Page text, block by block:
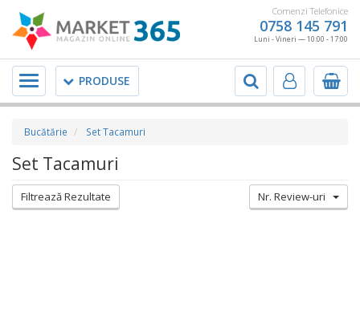
Comenzi Telefonice
0758 145 791
Luni - Vineri — 10:00 - 17:00
PRODUSE
Meniu
Bucătărie Set Tacamuri
Set Tacamuri
Nr. Review-uri
Filtrează Rezultate